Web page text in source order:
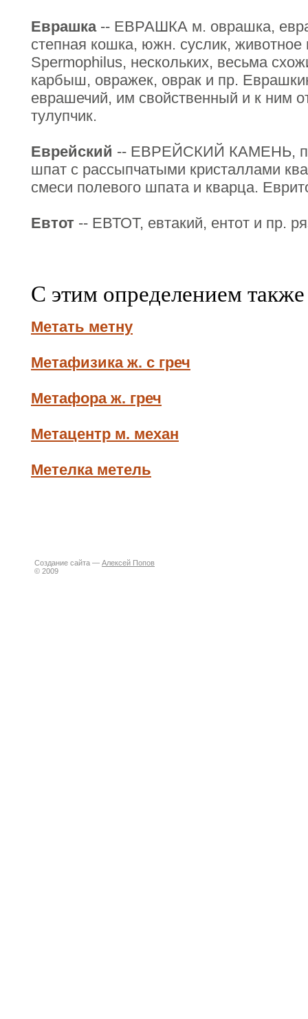
Еврашка-- ЕВРАШКА м. оврашка,
степная кошка, южн. суслик, животное
Spermophilus, нескольких, весьма
карбыш, овражек, оврак и пр.
еврашечий, им свойственный и к ним
тулупчик.
Еврейский -- ЕВРЕЙСКИЙ КАМЕНЬ,
шпат с рассыпчатыми кристаллами
смеси полевого шпата и кварца.
Евтот -- ЕВТОТ, евтакий, ентот и пр.
С этим определением
Метать метну
Метафизика ж. с греч
Метафора ж. греч
Метацентр м. механ
Метелка метель
Создание сайта — Алексей Попов
© 2009